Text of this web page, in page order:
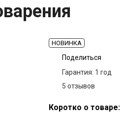
НОВИНКА
Поделиться
Гарантия: 1 год
5 отзывов
Коротко о товаре: